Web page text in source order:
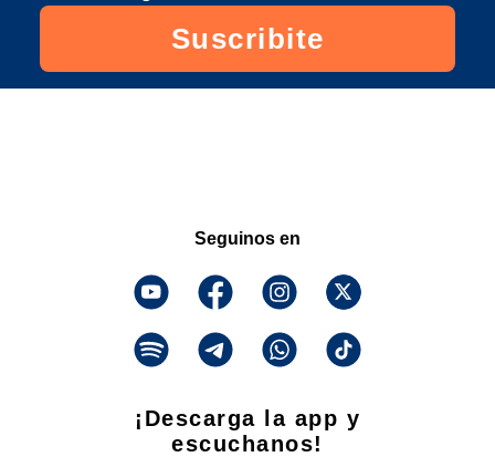
Suscribite
Seguinos en
¡Descarga la app y
escuchanos!